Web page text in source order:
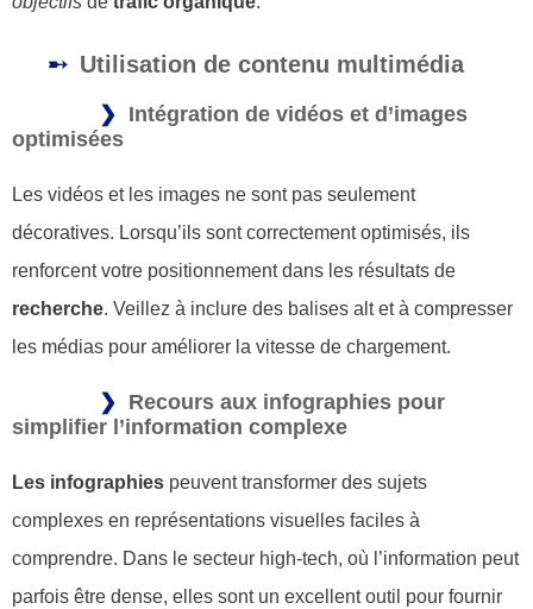
Utilisation de contenu multimédia
Intégration de vidéos et d’images
optimisées
Les vidéos et les images ne sont pas seulement
décoratives. Lorsqu’ils sont correctement optimisés, ils
renforcent votre positionnement dans les résultats de
recherche. Veillez à inclure des balises alt et à compresser
les médias pour améliorer la vitesse de chargement.
Recours aux infographies pour
simplifier l’information complexe
Les infographies peuvent transformer des sujets
complexes en représentations visuelles faciles à
comprendre. Dans le secteur high-tech, où l’information peut
parfois être dense, elles sont un excellent outil pour fournir